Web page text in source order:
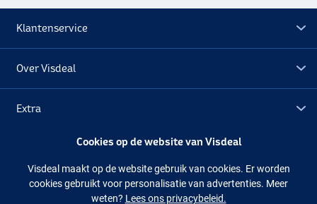
Klantenservice
Over Visdeal
Extra
Facebook Instagram
Cookies op de website van Visdeal
Visdeal maakt op de website gebruik van cookies. Er worden
cookies gebruikt voor personalisatie van advertenties. Meer
weten? Lees ons privacybeleid.